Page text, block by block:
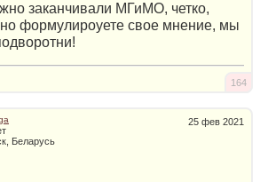
заканчивали МГиМО, четко,
формулироуете свое мнение, мы
164
25 фев 2021
Беларусь